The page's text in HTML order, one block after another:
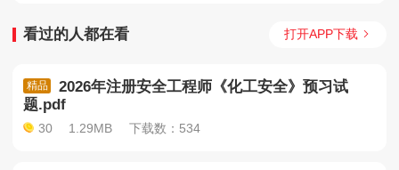
看过的人都在看 打开APP下载
精品
2026年注册安全工程师《化工安全》预习试
题.pdf
30 1.29MB 下载数：534